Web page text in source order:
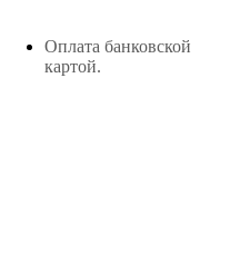
Оплата банковской
картой.